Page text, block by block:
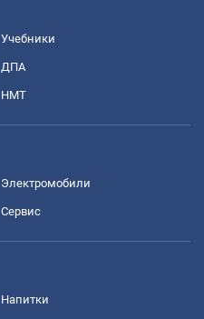
Учебники
ДПА
НМТ
Электромобили
Сервис
Напитки